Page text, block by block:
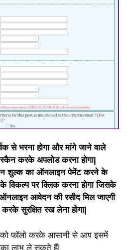
से भरना होगा और मांगे जाने वाले
करके अपलोड करना होगा|
शुल्क का ऑनलाइन पेमेंट करने के
विकल्प पर क्लिक करना होगा जिसके
आवेदन की रसीद मिल जाएगी
सुरक्षित रख लेना होगा|
को फॉलो करके आसानी से आप इसमें
लाभ ले सकते हैं|